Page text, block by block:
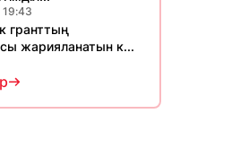
19:43
гранттың
жарияланатын к...